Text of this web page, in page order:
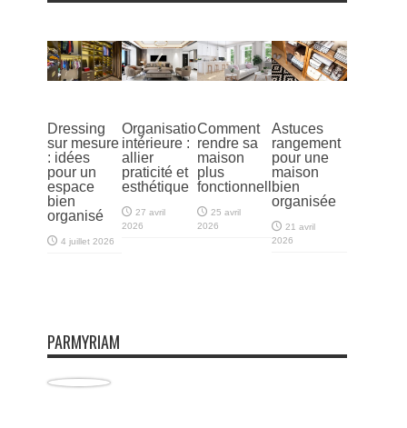
Dressing
sur mesure
: idées
pour un
espace
bien
organisé
4 juillet 2026
Organisation
intérieure :
allier
praticité et
esthétique
27 avril
2026
Comment
rendre sa
maison
plus
fonctionnelle
25 avril
2026
Astuces
rangement
pour une
maison
bien
organisée
21 avril
2026
PARMYRIAM